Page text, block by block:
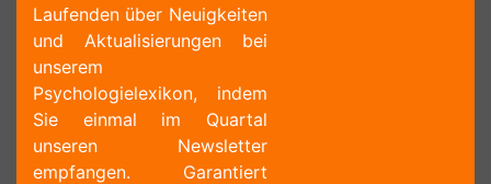
Laufenden über Neuigkeiten
und Aktualisierungen bei
unserem
Psychologielexikon, indem
Sie einmal im Quartal
unseren Newsletter
empfangen. Garantiert